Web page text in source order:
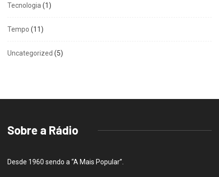
Tecnologia(1)
Tempo (11)
Uncategorized (5)
Sobre a Rádio
Desde 1960 sendo a “A Mais Popular”.